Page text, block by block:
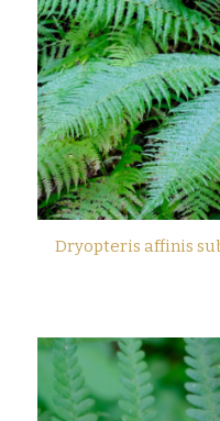
Dryopteris affinis